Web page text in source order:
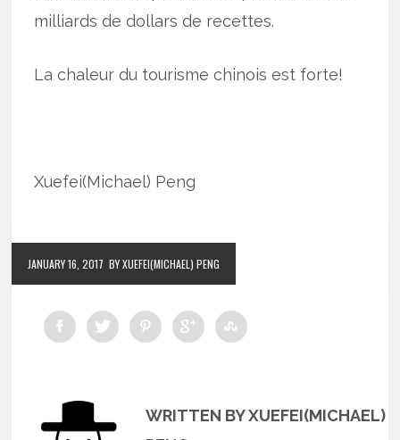
milliards de dollars de recettes.
La chaleur du tourisme chinois est forte!
Xuefei(Michael) Peng
JANUARY 16, 2017 BY XUEFEI(MICHAEL) PENG
WRITTEN BY XUEFEI(MICHAEL)